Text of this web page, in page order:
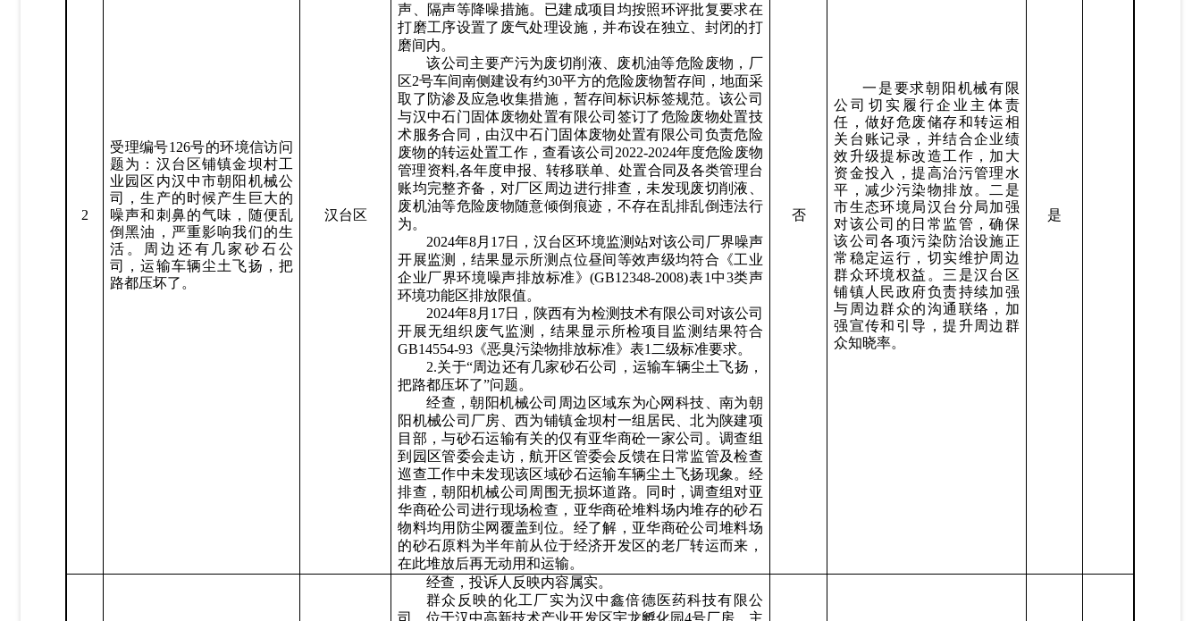
2
受理编号126号的环境信访问
题为： 汉台区铺镇金坝村工
业园区内汉中市朝阳机械公
司，生产的时候产生巨大的
噪声和刺鼻的气味，随便乱
倒黑油，严重影响我们的生
活。周边还有几家砂石公
司，运输车辆尘土飞扬，把
路都压坏了。
汉台区
声、隔声等降噪措施。已建成项目均按照环评批复要求在
打磨工序设置了废气处理设施，并布设在独立、封闭的打
磨间内。
该公司主要产污为废切削液、废机油等危险废物，厂
区2号车间南侧建设有约30平方的危险废物暂存间，地面采
取了防渗及应急收集措施，暂存间标识标签规范。该公司
与汉中石门固体废物处置有限公司签订了危险废物处置技
术服务合同，由汉中石门固体废物处置有限公司负责危险
废物的转运处置工作，查看该公司2022-2024年度危险废物
管理资料,各年度申报、转移联单、处置合同及各类管理台
账均完整齐备，对厂区周边进行排查，未发现废切削液、
废机油等危险废物随意倾倒痕迹，不存在乱排乱倒违法行
为。
2024年8月17日，汉台区环境监测站对该公司厂界噪声
开展监测，结果显示所测点位昼间等效声级均符合《工业
企业厂界环境噪声排放标准》(GB12348-2008)表1中3类声
环境功能区排放限值。
2024年8月17日，陕西有为检测技术有限公司对该公司
开展无组织废气监测，结果显示所检项目监测结果符合
GB14554-93《恶臭污染物排放标准》表1二级标准要求。
2.关于“周边还有几家砂石公司，运输车辆尘土飞扬，
把路都压坏了”问题。
经查，朝阳机械公司周边区域东为心网科技、南为朝
阳机械公司厂房、西为铺镇金坝村一组居民、北为陕建项
目部，与砂石运输有关的仅有亚华商砼一家公司。调查组
到园区管委会走访，航开区管委会反馈在日常监管及检查
巡查工作中未发现该区域砂石运输车辆尘土飞扬现象。经
排查，朝阳机械公司周围无损坏道路。同时，调查组对亚
华商砼公司进行现场检查， 亚华商砼堆料场内堆存的砂石
物料均用防尘网覆盖到位。经了解，亚华商砼公司堆料场
的砂石原料为半年前从位于经济开发区的老厂转运而来，
在此堆放后再无动用和运输。
否
一是要求朝阳机械有限
公司切实履行企业主体责
任，做好危废储存和转运相
关台账记录，并结合企业绩
效升级提标改造工作，加大
资金投入，提高治污管理水
平，减少污染物排放。二是
市生态环境局汉台分局加强
对该公司的日常监管，确保
该公司各项污染防治设施正
常稳定运行，切实维护周边
群众环境权益。三是汉台区
铺镇人民政府负责持续加强
与周边群众的沟通联络，加
强宣传和引导，提升周边群
众知晓率。
是
经查，投诉人反映内容属实。
群众反映的化工厂实为汉中鑫倍德医药科技有限公
司，位于汉中高新技术产业开发区宇龙孵化园4号厂房，主